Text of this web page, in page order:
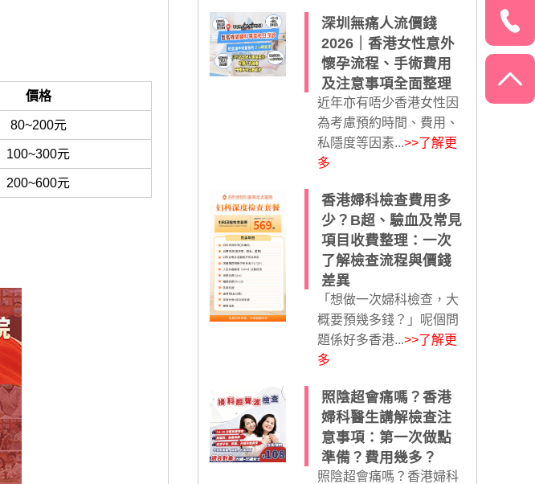
價格
80~200元
100~300元
200~600元
深圳無痛人流價錢
2026｜香港女性意外
懷孕流程、手術費用
及注意事項全面整理
近年亦有唔少香港女性因
為考慮預約時間、費用、
私隱度等因素...>>了解更
多
香港婦科檢查費用多
少？B超、驗血及常見
項目收費整理：一次
了解檢查流程與價錢
差異
「想做一次婦科檢查，大
概要預幾多錢？」呢個問
題係好多香港...>>了解更
多
照陰超會痛嗎？香港
婦科醫生講解檢查注
意事項：第一次做點
準備？費用幾多？
照陰超會痛嗎？香港婦科